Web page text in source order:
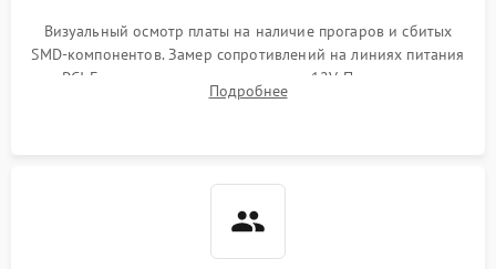
Визуальный осмотр платы на наличие прогаров и сбитых
SMD-компонентов. Замер сопротивлений на линиях питания
PCI-E и дополнительных разъемах 12V. Проверка на
короткое замыкание основных дросселей питания GPU и
Подробнее